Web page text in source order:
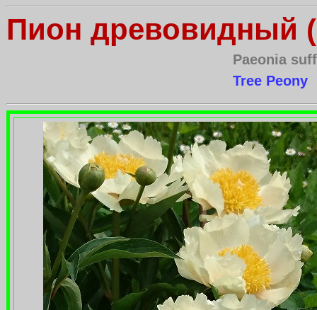
Пион древовидный
Paeonia
Tree Peony